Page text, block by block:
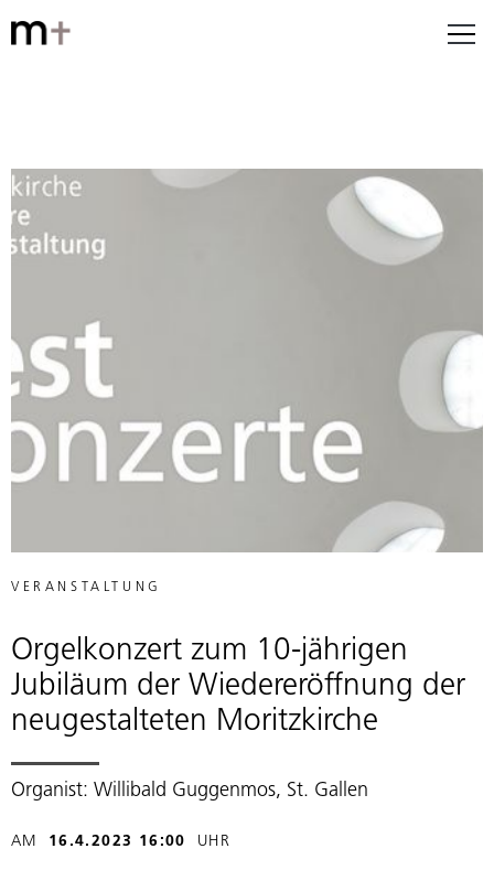
VERANSTALTUNG
Orgelkonzert zum 10-jährigen
Jubiläum der Wiedereröffnung der
neugestalteten Moritzkirche
Organist: Willibald Guggenmos, St. Gallen
AM 16.4.2023 16:00 UHR